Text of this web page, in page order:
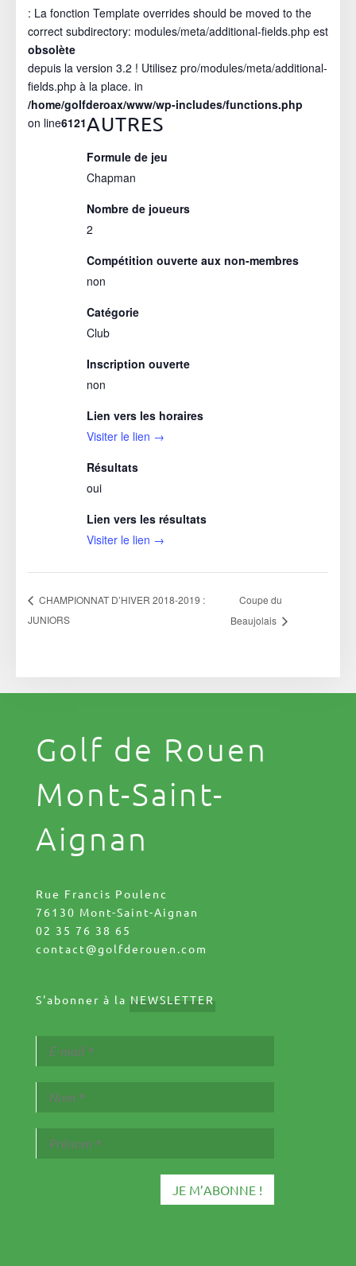
: La fonction Template overrides should be moved to the
correct subdirectory: modules/meta/additional-fields.php est
obsolète
depuis la version 3.2 ! Utilisez pro/modules/meta/additional-
fields.php à la place. in
/home/golfderoax/www/wp-includes/functions.php
on line6121AUTRES
Formule de jeu
Chapman
Nombre de joueurs
2
Compétition ouverte aux non-membres
non
Catégorie
Club
Inscription ouverte
non
Lien vers les horaires
Visiter le lien →
Résultats
oui
Lien vers les résultats
Visiter le lien →
CHAMPIONNAT D’HIVER 2018-2019 :
JUNIORS
Coupe du
Beaujolais
Golf de Rouen
Mont-Saint-
Aignan
Rue Francis Poulenc
76130 Mont-Saint-Aignan
02 35 76 38 65
contact@golfderouen.com
S'abonner à la NEWSLETTER